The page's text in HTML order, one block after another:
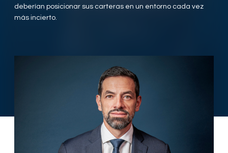
deberían posicionar sus carteras en un entorno cada vez
más incierto.